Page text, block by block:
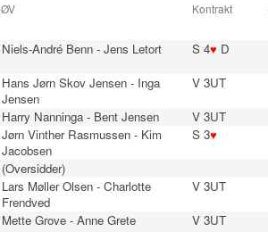
ØV Kontrakt
Niels-André Benn - Jens Letort S 4♥ D
Hans Jørn Skov Jensen - Inga
Jensen
V 3UT
Harry Nanninga - Bent Jensen V 3UT
Jørn Vinther Rasmussen - Kim
Jacobsen
S 3♥
(Oversidder)
Lars Møller Olsen - Charlotte
Frendved
V 3UT
Mette Grove - Anne Grete
V 3UT